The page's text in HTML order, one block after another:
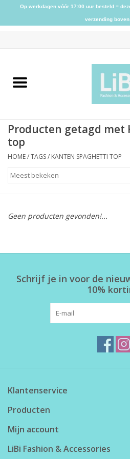
Home
Kleding
Accessoires
Home deco
SALE
Producten getagd met
top
HOME/TAGS/ KANTEN SPAGHETTI TOP
Geen producten gevonden!...
Schrijf je in voor de
10%
Klantenservice
Producten
Mijn account
LiBi Fashion & Accessories
Op werkdagen vóór 17:00 uur besteld =
verzending boven